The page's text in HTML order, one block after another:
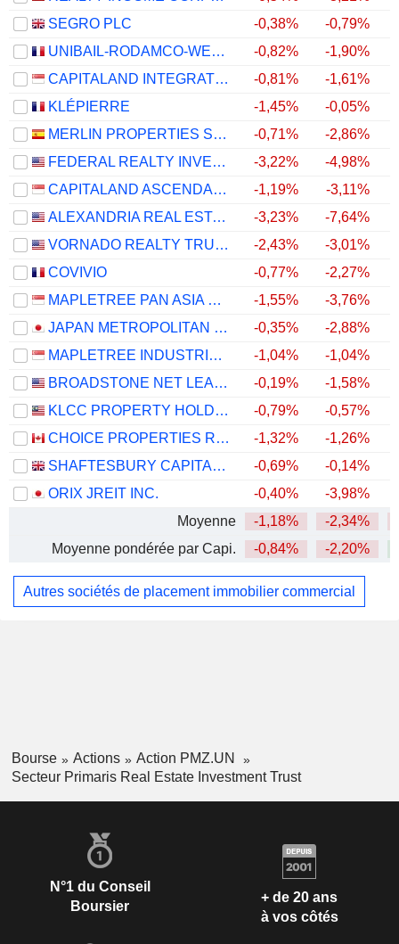
SEGRO PLC
-0,38% -0,79%
UNIBAIL-RODAMCO-WESTFIELD SE
-0,82% -1,90%
CAPITALAND INTEGRATED COMMERCIAL TRUST
-0,81% -1,61%
KLÉPIERRE
-1,45% -0,05%
MERLIN PROPERTIES SOCIMI, S.A.
-0,71% -2,86%
FEDERAL REALTY INVESTMENT TRUST
-3,22% -4,98%
CAPITALAND ASCENDAS REIT
-1,19% -3,11%
ALEXANDRIA REAL ESTATE EQUITIES, INC.
-3,23% -7,64%
VORNADO REALTY TRUST
-2,43% -3,01%
COVIVIO
-0,77% -2,27%
MAPLETREE PAN ASIA COMMERCIAL TRUST
-1,55% -3,76%
JAPAN METROPOLITAN FUND INVESTMENT CORPORATION
-0,35% -2,88%
MAPLETREE INDUSTRIAL TRUST
-1,04% -1,04%
BROADSTONE NET LEASE, INC.
-0,19% -1,58%
KLCC PROPERTY HOLDINGS
-0,79% -0,57%
CHOICE PROPERTIES REAL ESTATE INVESTMENT TRUST
-1,32% -1,26%
SHAFTESBURY CAPITAL PLC
-0,69% -0,14%
ORIX JREIT INC.
-0,40% -3,98%
Moyenne
-1,18% -2,34%
Moyenne pondérée par Capi.
-0,84% -2,20%
Autres sociétés de placement immobilier commercial
Bourse Actions
Action PMZ.UN
Secteur Primaris Real Estate Investment Trust
N°1 du Conseil
Boursier
+ de 20 ans
à vos côtés